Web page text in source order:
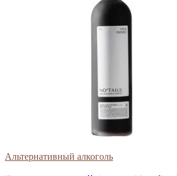
Альтернативный алкоголь